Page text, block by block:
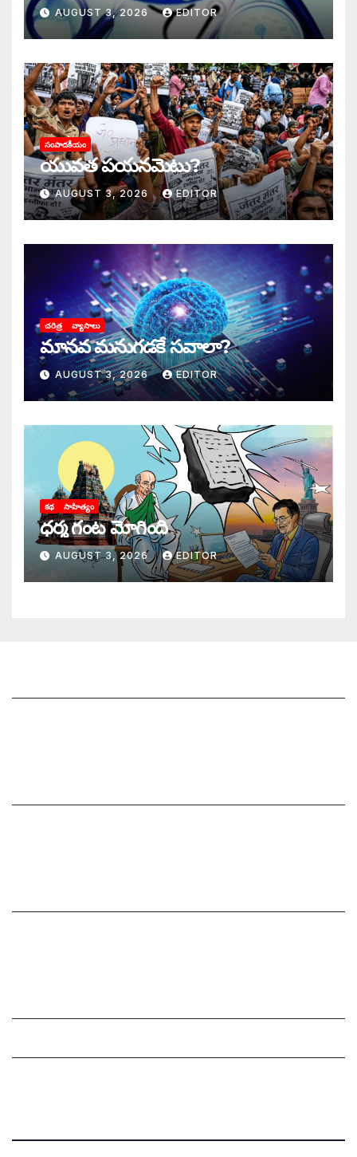
AUGUST 3, 2026 EDITOR
సంపాదకీయం
యువత పయనమెటు?
AUGUST 3, 2026 EDITOR
చరిత్ర వ్యాసాలు
మానవ మనుగడకే సవాలా?
AUGUST 3, 2026 EDITOR
కథ సాహిత్యం
ధర్మ గంట మోగింది
AUGUST 3, 2026 EDITOR